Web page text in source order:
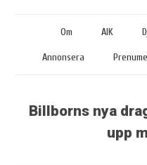
Om AIK
Annonsera
Billborns nya
upp